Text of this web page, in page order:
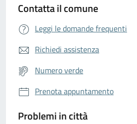
Contatta il comune
Leggi le domande frequenti
Richiedi assistenza
Numero verde
Prenota appuntamento
Problemi in città